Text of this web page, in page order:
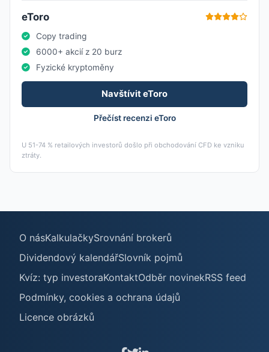
eToro
Copy trading
6000+ akcií z 20 burz
Fyzické kryptoměny
Navštívit eToro
Přečíst recenzi eToro
U 51-74 % retailových investorů došlo při obchodování CFD ke vzniku
ztráty.
O násKalkulačkySrovnání brokerů
Dividendový kalendářSlovník pojmů
Kvíz: typ investoraKontaktOdběr novinekRSS feed
Podmínky, cookies a ochrana údajů
Licence obrázků